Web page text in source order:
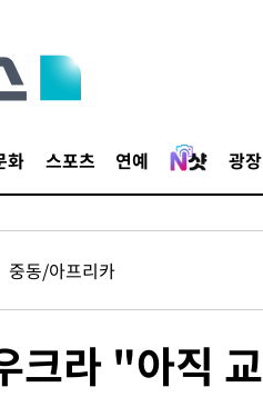
화 스포츠 연예 광장
중동/아프리카
크라 "아직 교